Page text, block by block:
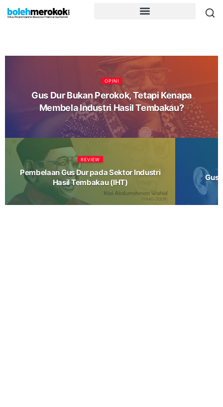
OPINI
Gus Dur Bukan Perokok, Tetapi Kenapa
Membela Industri Hasil Tembakau?
REVIEW
Pembelaan Gus Dur pada Sektor Industri
Hasil Tembakau (IHT)
Gus